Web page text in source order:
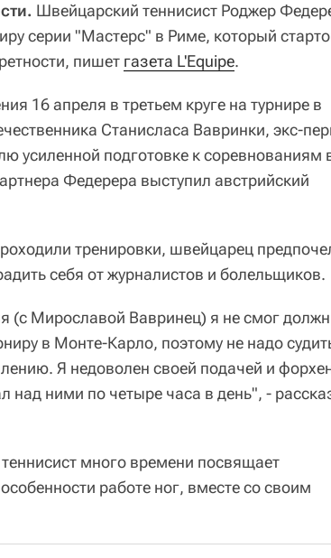
Швейцарский теннисист Роджер
серии "Мастерс" в Риме, который
пишет газета L'Equipe.
16 апреля в третьем круге на турнире в
Станисласа Вавринки, экс-
усиленной подготовке к соревнованиям
Федерера выступил австрийский
тренировки, швейцарец
себя от журналистов и болельщиков.
(с Мирославой Вавринец) я не смог
в Монте-Карло, поэтому не надо
Я недоволен своей подачей и
над ними по четыре часа в день", -
много времени посвящает
работе ног, вместе со своим